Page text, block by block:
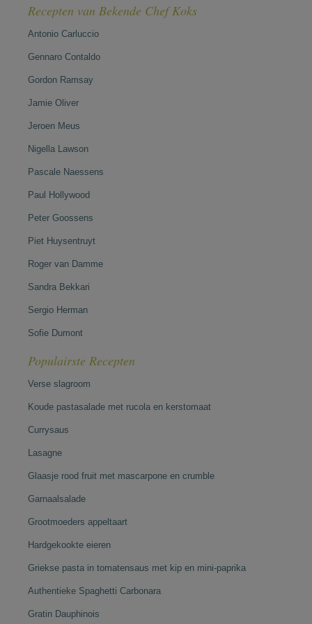
Recepten van Bekende Chef Koks
Antonio Carluccio
Gennaro Contaldo
Gordon Ramsay
Jamie Oliver
Jeroen Meus
Nigella Lawson
Pascale Naessens
Paul Hollywood
Peter Goossens
Piet Huysentruyt
Roger van Damme
Sandra Bekkari
Sergio Herman
Sofie Dumont
Populairste Recepten
Verse slagroom
Koude pastasalade met rucola en kerstomaat
Currysaus
Lasagne
Glaasje rood fruit met mascarpone en crumble
Garnaalsalade
Grootmoeders appeltaart
Hardgekookte eieren
Griekse pasta in tomatensaus met kip en mini-paprika
Authentieke Spaghetti Carbonara
Gratin Dauphinois